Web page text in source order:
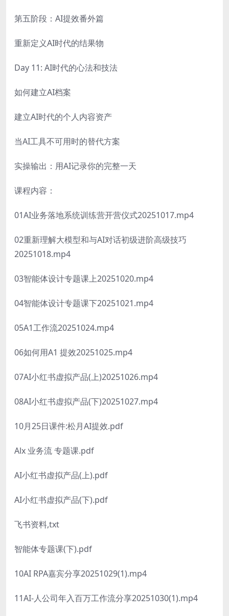
第五阶段：AI提效番外篇
重新定义AI时代的结果物
Day 11: AI时代的心法和技法
如何建立AI档案
建立AI时代的个人内容资产
当AI工具不可用时的替代方案
实操输出：用AI记录你的完整一天
课程内容：
01AI业务落地系统训练营开营仪式20251017.mp4
02重新理解大模型和与AI对话初级进阶高级技巧
20251018.mp4
03智能体设计专题课上20251020.mp4
04智能体设计专题课下20251021.mp4
05A1工作流20251024.mp4
06如何用A1 提效20251025.mp4
07AI小红书虚拟产品(上)20251026.mp4
08AI小红书虚拟产品(下)20251027.mp4
10月25日课件:松月AI提效.pdf
Alx 业务流 专题课.pdf
AI小红书虚拟产品(上).pdf
AI小红书虚拟产品(下).pdf
飞书资料,txt
智能体专题课(下).pdf
10AI RPA嘉宾分享20251029(1).mp4
11AI-人公司年入百万工作流分享20251030(1).mp4